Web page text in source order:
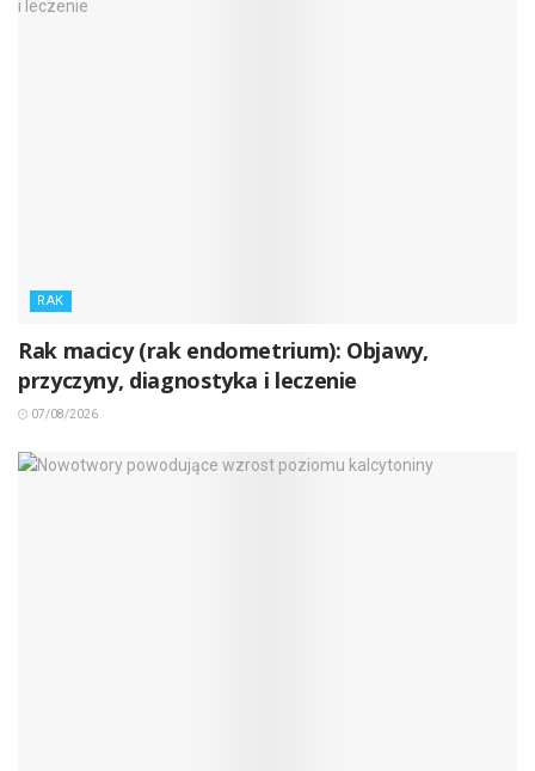
RAK
Rak macicy (rak endometrium): Objawy,
przyczyny, diagnostyka i leczenie
07/08/2026